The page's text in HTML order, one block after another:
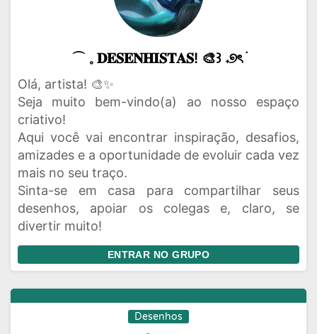
⌒ 𓈒 𝐃𝐄𝐒𝐄𝐍𝐇𝐈𝐒𝐓𝐀𝐒! 🎨꒱ 𝅄 ୭ৎ ࣪
Olá, artista! 🎨✨
Seja muito bem-vindo(a) ao nosso espaço
criativo!
Aqui você vai encontrar inspiração, desafios,
amizades e a oportunidade de evoluir cada vez
mais no seu traço.
Sinta-se em casa para compartilhar seus
desenhos, apoiar os colegas e, claro, se
divertir muito!
ENTRAR NO GRUPO
Desenhos